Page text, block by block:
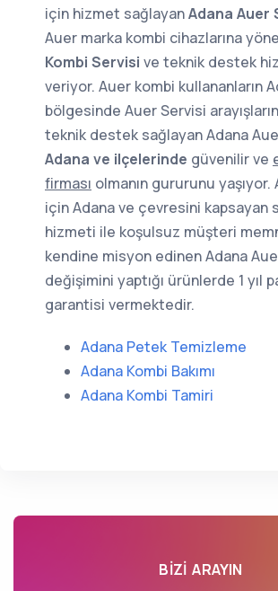
için hizmet sağlayanAdana Auer
Auer marka kombi cihazlarına
Kombi Servisi ve teknik destek
veriyor. Auer kombi kullananların
bölgesinde Auer Servisi
teknik destek sağlayan Adana
Adana ve ilçelerinde güvenilir ve
firması olmanın gururunu yaşıyor.
için Adana ve çevresini kapsayan
hizmeti ile koşulsuz müşteri
kendine misyon edinen Adana
değişimini yaptığı ürünlerde 1 yıl
garantisi vermektedir.
Adana Petek Temizleme
Adana Kombi Bakımı
Adana Kombi Tamiri
BIZI ARAYIN